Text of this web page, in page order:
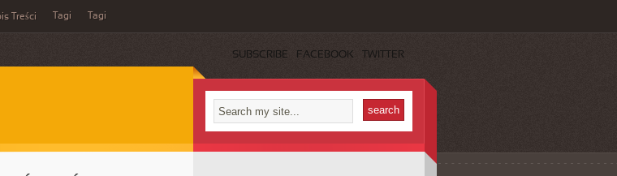
Treści Tagi Tagi
SUBSCRIBE FACEBOOK TWITTER